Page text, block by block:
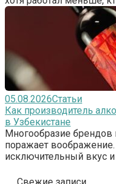
05.08.2026Статьи
Как производитель
в Узбекистане
Многообразие брендов
поражает
исключительный вкус